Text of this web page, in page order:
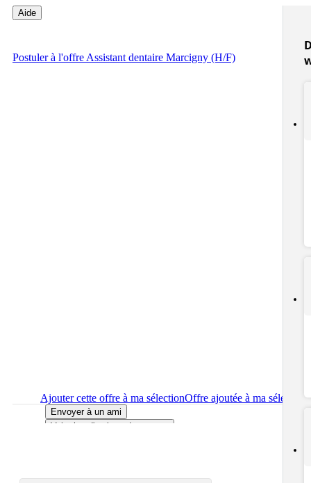
Aide
Postulerà l'offre Assistant dentaire Marcigny (H/F)
Ajouter cette offre à ma sélectionOffre ajoutée à ma sélection
Envoyer à un ami
Voir plus d'options de partage
le lieu de travail de l'offre Assistant dentaire